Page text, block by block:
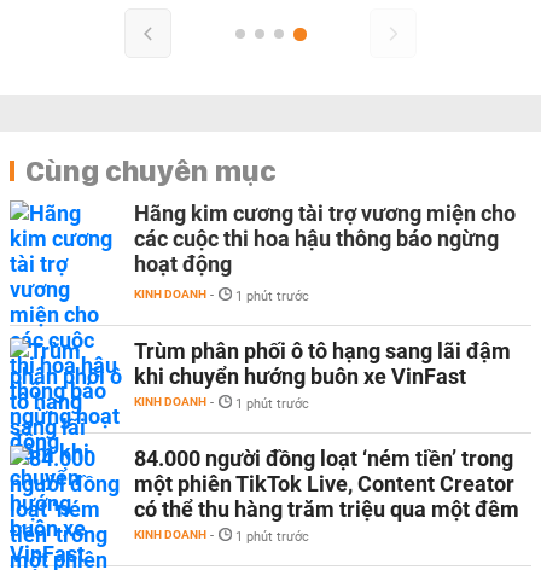
Cùng chuyên mục
Hãng kim cương tài trợ vương miện cho
các cuộc thi hoa hậu thông báo ngừng
hoạt động
KINH DOANH - 1 phút trước
Trùm phân phối ô tô hạng sang lãi đậm
khi chuyển hướng buôn xe VinFast
KINH DOANH - 1 phút trước
84.000 người đồng loạt ‘ném tiền’ trong
một phiên TikTok Live, Content Creator
có thể thu hàng trăm triệu qua một đêm
KINH DOANH - 1 phút trước